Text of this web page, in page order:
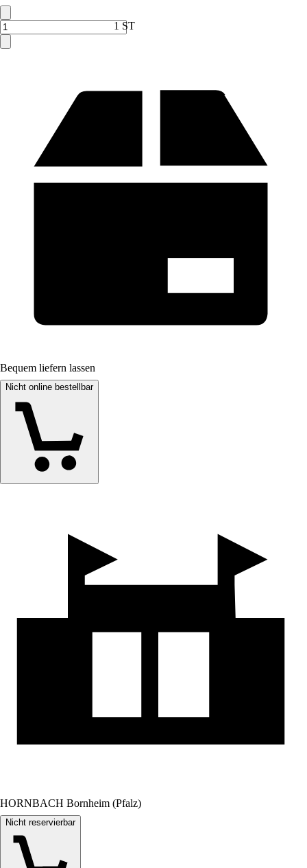
1 ST
Bequem liefern lassen
Nicht online bestellbar
HORNBACH Bornheim (Pfalz)
Nicht reservierbar